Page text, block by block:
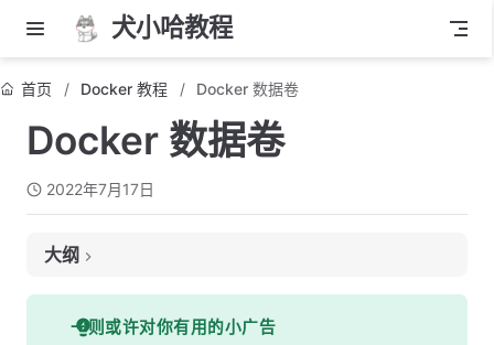
犬小哈教程
首页 Docker 教程 Docker 数据卷
Docker 数据卷
2022年7月17日
大纲
一、什么是数据卷？
二、为什么需要数据卷？
一则或许对你有用的小广告